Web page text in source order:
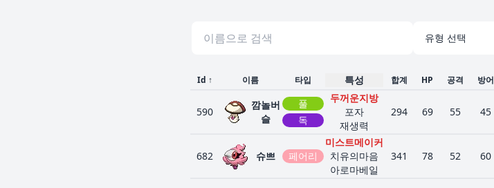
Id ↑ 이름 타입 특성 합계 HP 공격 방어
590
깜놀버
슬
풀
독
두꺼운지방
포자
재생력
294 69 55 45
682 슈쁘 페어리
미스트메이커
치유의마음
아로마베일
341 78 52 60